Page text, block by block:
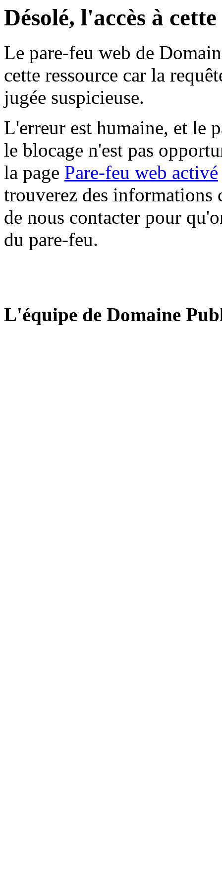
Désolé, l'accès à
Le pare-feu web de
cette ressource car la
jugée suspicieuse.
L'erreur est humaine, et le
le blocage n'est pas
la page Pare-feu web activé
trouverez des informations
de nous contacter pour
du pare-feu.
L'équipe de Domaine